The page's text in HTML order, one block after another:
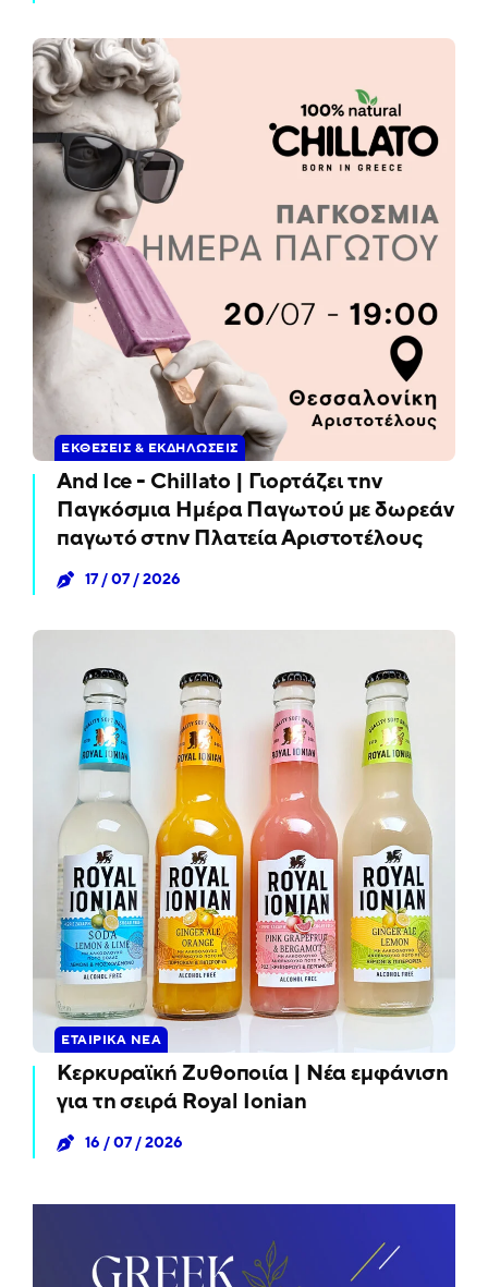
ΕΚΘΈΣΕΙΣ & ΕΚΔΗΛΏΣΕΙΣ
And Ice - Chillato | Γιορτάζει την
Παγκόσμια Ημέρα Παγωτού με δωρεάν
παγωτό στην Πλατεία Αριστοτέλους
17 / 07 / 2026
ΕΤΑΙΡΙΚΆ ΝΈΑ
Κερκυραϊκή Ζυθοποιία | Νέα εμφάνιση
για τη σειρά Royal Ionian
16 / 07 / 2026